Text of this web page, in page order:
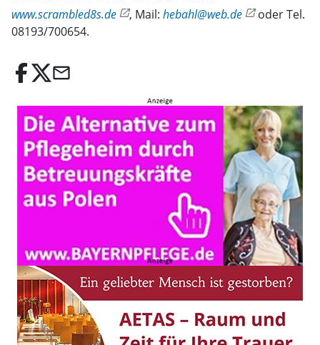
www.scrambled8s.de
, Mail: hebahl@web.de
oder Tel.
08193/700654.
email